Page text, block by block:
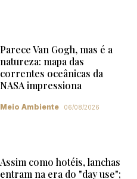
Parece Van Gogh, mas é a
natureza: mapa das
correntes oceânicas da
NASA impressiona
Meio Ambiente 06/08/2026
Assim como hotéis, lanchas
entram na era do "day use";